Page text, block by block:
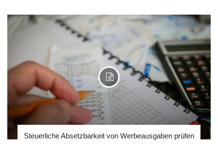
Steuerliche Absetzbarkeit von Werbeausgaben prüfen